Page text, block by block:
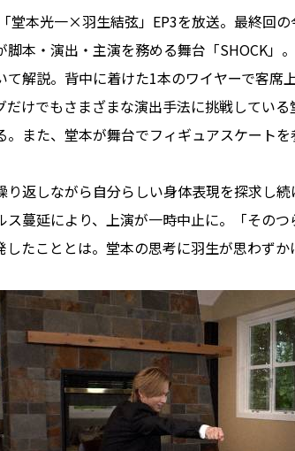
堂本光一×羽生結弦」EP3を放送。最終回
脚本・演出・主演を務める舞台「SHOCK」
て解説。背中に着けた1本のワイヤーで客
だけでもさまざまな演出手法に挑戦してい
。また、堂本が舞台でフィギュアスケートを
返しながら自分らしい身体表現を探求し
ス蔓延により、上演が一時中止に。「その
したこととは。堂本の思考に羽生が思わずか